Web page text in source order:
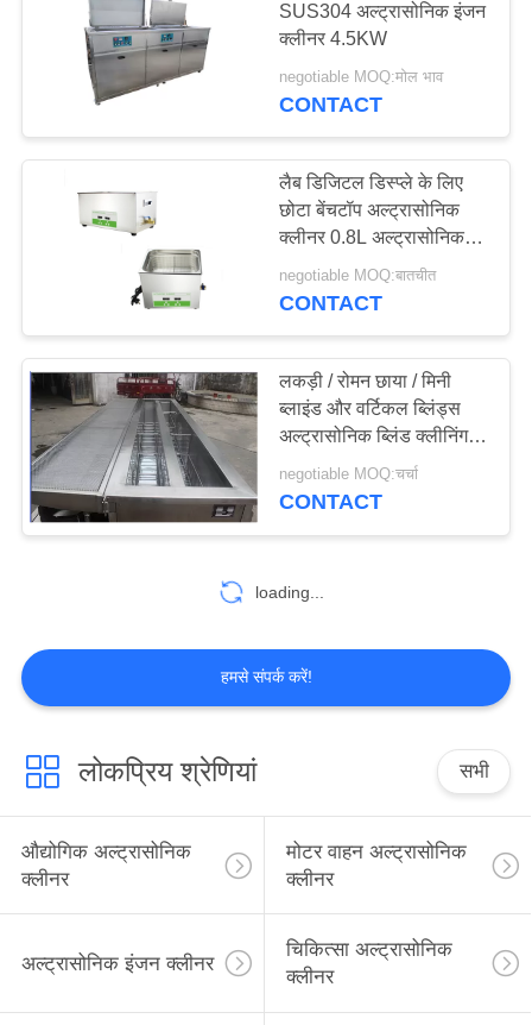
SUS304 अल्ट्रासोनिक इंजन
क्लीनर 4.5KW
negotiable MOQ:मोल भाव
CONTACT
लैब डिजिटल डिस्प्ले के लिए
छोटा बेंचटॉप अल्ट्रासोनिक
क्लीनर 0.8L अल्ट्रासोनिक
बाथ क्लीनर
negotiable MOQ:बातचीत
CONTACT
लकड़ी / रोमन छाया / मिनी
ब्लाइंड और वर्टिकल ब्लिंड्स
अल्ट्रासोनिक ब्लिंड क्लीनिंग
मशीनें
negotiable MOQ:चर्चा
CONTACT
loading...
हमसे संपर्क करें!
लोकप्रिय श्रेणियां सभी
औद्योगिक अल्ट्रासोनिक
क्लीनर
मोटर वाहन अल्ट्रासोनिक
क्लीनर
अल्ट्रासोनिक इंजन क्लीनर
चिकित्सा अल्ट्रासोनिक
क्लीनर